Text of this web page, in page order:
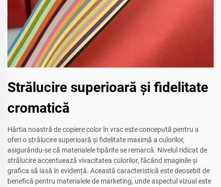
Strălucire superioară și fidelitate
cromatică
Hârtia noastră de copiere color în vrac este concepută pentru a
oferi o strălucire superioară și fidelitate maximă a culorilor,
asigurându-se că materialele tipărite se remarcă. Nivelul ridicat de
strălucire accentuează vivacitatea culorilor, făcând imaginile și
grafica să iasă în evidență. Această caracteristică este deosebit de
benefică pentru materialele de marketing, unde aspectul vizual este